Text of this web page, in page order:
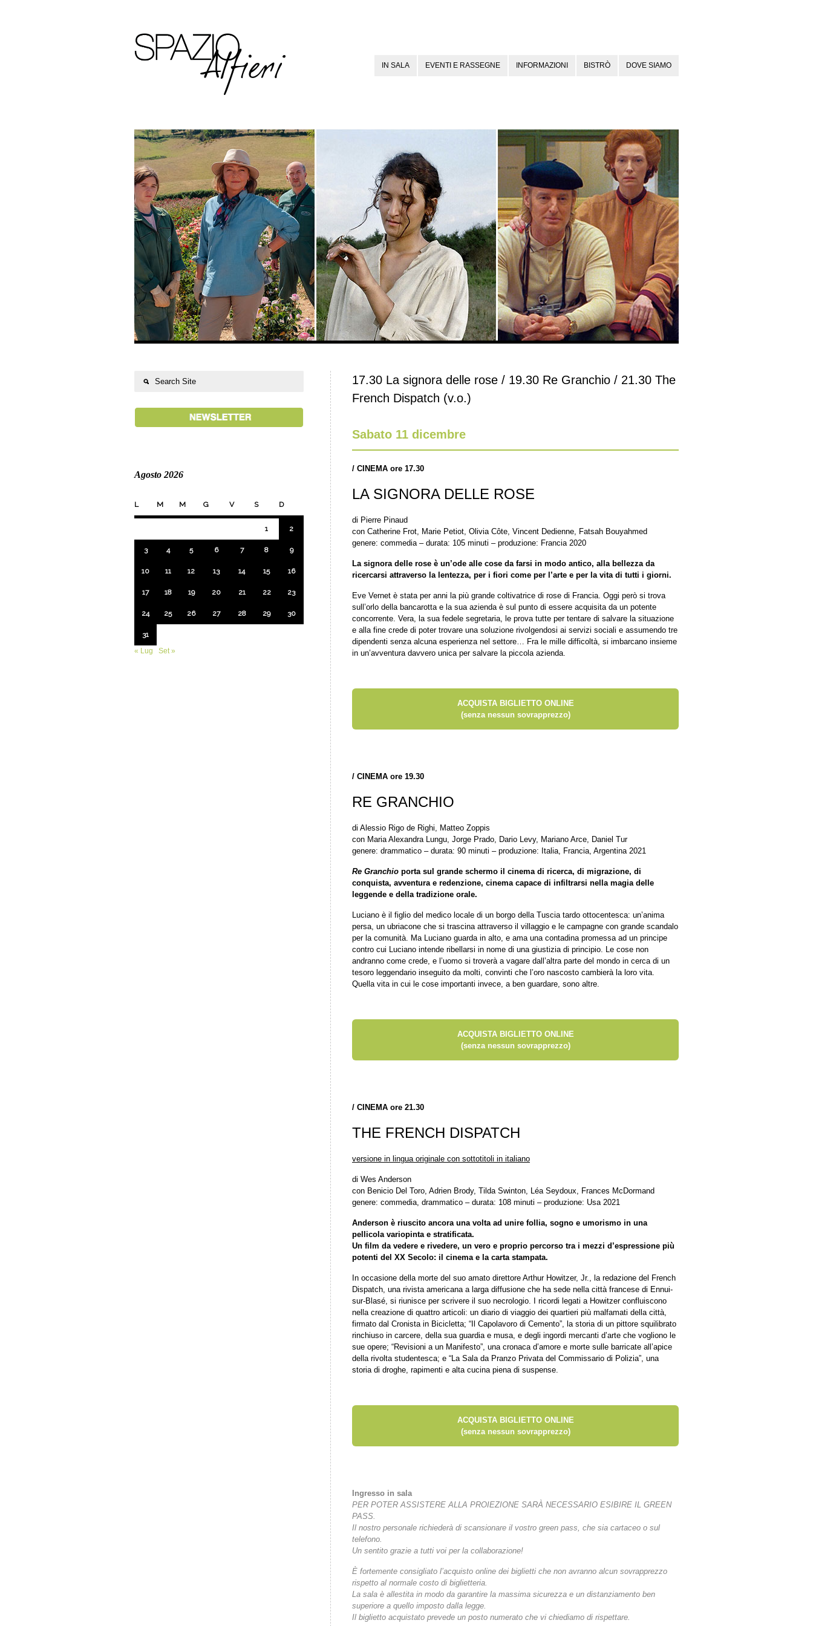
IN SALA EVENTI E RASSEGNE INFORMAZIONI BISTRÒ DOVE SIAMO
17.30 La signora delle rose / 19.30 Re Granchio / 21.30 The
French Dispatch (v.o.)
Sabato 11 dicembre
/ CINEMA ore 17.30
LA SIGNORA DELLE ROSE
di Pierre Pinaud
con Catherine Frot, Marie Petiot, Olivia Côte, Vincent Dedienne, Fatsah Bouyahmed
genere: commedia – durata: 105 minuti – produzione: Francia 2020
La signora delle rose è un’ode alle cose da farsi in modo antico, alla bellezza da
ricercarsi attraverso la lentezza, per i fiori come per l’arte e per la vita di tutti i giorni.
Eve Vernet è stata per anni la più grande coltivatrice di rose di Francia. Oggi però si trova
sull’orlo della bancarotta e la sua azienda è sul punto di essere acquisita da un potente
concorrente. Vera, la sua fedele segretaria, le prova tutte per tentare di salvare la situazione
e alla fine crede di poter trovare una soluzione rivolgendosi ai servizi sociali e assumendo tre
dipendenti senza alcuna esperienza nel settore… Fra le mille difficoltà, si imbarcano insieme
in un’avventura davvero unica per salvare la piccola azienda.
ACQUISTA BIGLIETTO ONLINE
(senza nessun sovrapprezzo)
/ CINEMA ore 19.30
RE GRANCHIO
di Alessio Rigo de Righi, Matteo Zoppis
con Maria Alexandra Lungu, Jorge Prado, Dario Levy, Mariano Arce, Daniel Tur
genere: drammatico – durata: 90 minuti – produzione: Italia, Francia, Argentina 2021
Re Granchio porta sul grande schermo il cinema di ricerca, di migrazione, di
conquista, avventura e redenzione, cinema capace di infiltrarsi nella magia delle
leggende e della tradizione orale.
Luciano è il figlio del medico locale di un borgo della Tuscia tardo ottocentesca: un’anima
persa, un ubriacone che si trascina attraverso il villaggio e le campagne con grande scandalo
per la comunità. Ma Luciano guarda in alto, e ama una contadina promessa ad un principe
contro cui Luciano intende ribellarsi in nome di una giustizia di principio. Le cose non
andranno come crede, e l’uomo si troverà a vagare dall’altra parte del mondo in cerca di un
tesoro leggendario inseguito da molti, convinti che l’oro nascosto cambierà la loro vita.
Quella vita in cui le cose importanti invece, a ben guardare, sono altre.
ACQUISTA BIGLIETTO ONLINE
(senza nessun sovrapprezzo)
/ CINEMA ore 21.30
THE FRENCH DISPATCH
versione in lingua originale con sottotitoli in italiano
di Wes Anderson
con Benicio Del Toro, Adrien Brody, Tilda Swinton, Léa Seydoux, Frances McDormand
genere: commedia, drammatico – durata: 108 minuti – produzione: Usa 2021
Anderson è riuscito ancora una volta ad unire follia, sogno e umorismo in una
pellicola variopinta e stratificata.
Un film da vedere e rivedere, un vero e proprio percorso tra i mezzi d’espressione più
potenti del XX Secolo: il cinema e la carta stampata.
In occasione della morte del suo amato direttore Arthur Howitzer, Jr., la redazione del French
Dispatch, una rivista americana a larga diffusione che ha sede nella città francese di Ennui-
sur-Blasé, si riunisce per scrivere il suo necrologio. I ricordi legati a Howitzer confluiscono
nella creazione di quattro articoli: un diario di viaggio dei quartieri più malfamati della città,
firmato dal Cronista in Bicicletta; “Il Capolavoro di Cemento”, la storia di un pittore squilibrato
rinchiuso in carcere, della sua guardia e musa, e degli ingordi mercanti d’arte che vogliono le
sue opere; “Revisioni a un Manifesto”, una cronaca d’amore e morte sulle barricate all’apice
della rivolta studentesca; e “La Sala da Pranzo Privata del Commissario di Polizia”, una
storia di droghe, rapimenti e alta cucina piena di suspense.
ACQUISTA BIGLIETTO ONLINE
(senza nessun sovrapprezzo)
Ingresso in sala
PER POTER ASSISTERE ALLA PROIEZIONE SARÀ NECESSARIO ESIBIRE IL GREEN
PASS.
Il nostro personale richiederà di scansionare il vostro green pass, che sia cartaceo o sul
telefono.
Un sentito grazie a tutti voi per la collaborazione!
È fortemente consigliato l’acquisto online dei biglietti che non avranno alcun sovrapprezzo
rispetto al normale costo di biglietteria.
La sala è allestita in modo da garantire la massima sicurezza e un distanziamento ben
superiore a quello imposto dalla legge.
Il biglietto acquistato prevede un posto numerato che vi chiediamo di rispettare.
Agosto 2026
L M M G V S D
1 2
3 4 5 6 7 8 9
10 11 12 13 14 15 16
17 18 19 20 21 22 23
24 25 26 27 28 29 30
31
« Lug
Set »